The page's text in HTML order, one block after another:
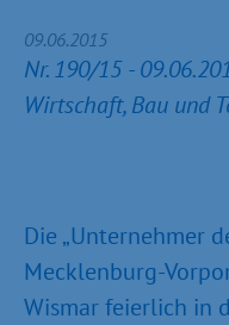
09.06.2015
Nr. 190/15 -
Wirtschaft, Bau und
Die „Unternehmer
Mecklenburg-
Wismar feierlich in